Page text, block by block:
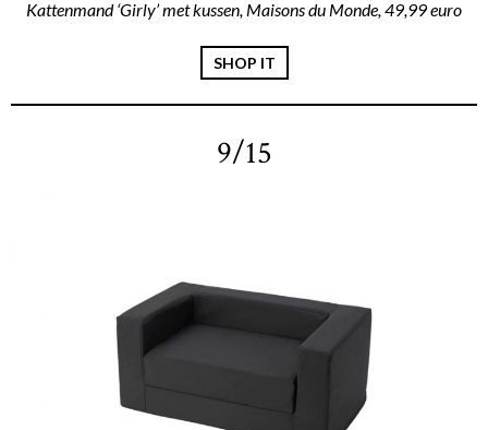
Kattenmand ‘Girly’ met kussen, Maisons du Monde, 49,99 euro
SHOP IT
9/15